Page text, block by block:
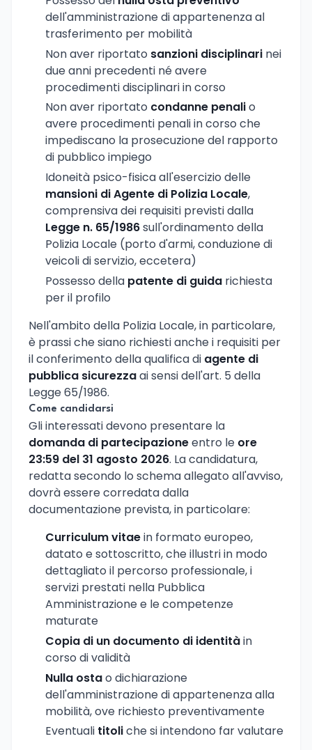
dell'amministrazione di appartenenza al
trasferimento per mobilità
Non aver riportato sanzioni disciplinari nei
due anni precedenti né avere
procedimenti disciplinari in corso
Non aver riportato condanne penalio
avere procedimenti penali in corso che
impediscano la prosecuzione del rapporto
di pubblico impiego
Idoneità psico-fisica all'esercizio delle
mansioni di Agente di Polizia Locale,
comprensiva dei requisiti previsti dalla
Legge n. 65/1986sull'ordinamento della
Polizia Locale (porto d'armi, conduzione di
veicoli di servizio, eccetera)
Possesso della patente di guida richiesta
per il profilo
Nell'ambito della Polizia Locale, in particolare,
è prassi che siano richiesti anche i requisiti per
il conferimento della qualifica di agente di
pubblica sicurezzaai sensi dell'art. 5 della
Legge 65/1986.
Come candidarsi
Gli interessati devono presentare la
domanda di partecipazioneentro le ore
23:59 del 31 agosto 2026. La candidatura,
redatta secondo lo schema allegato all'avviso,
dovrà essere corredata dalla
documentazione prevista, in particolare:
Curriculum vitaein formato europeo,
datato e sottoscritto, che illustri in modo
dettagliato il percorso professionale, i
servizi prestati nella Pubblica
Amministrazione e le competenze
maturate
Copia di un documento di identitàin
corso di validità
Nulla ostao dichiarazione
dell'amministrazione di appartenenza alla
mobilità, ove richiesto preventivamente
Eventuali titoliche si intendono far valutare